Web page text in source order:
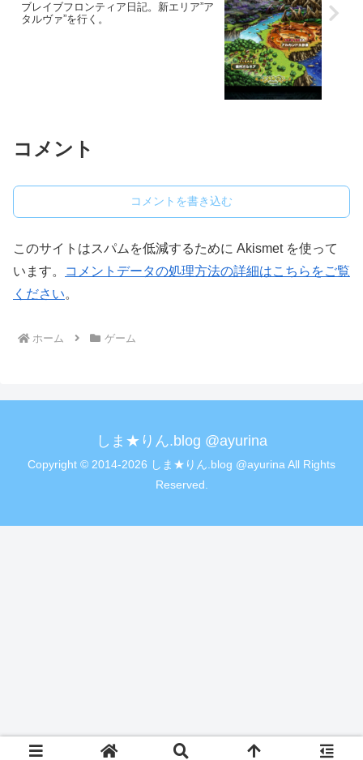
ブレイブフロンティア日記。新エリア”ア
タルヴァ”を行く。
コメント
コメントを書き込む
このサイトはスパムを低減するために Akismet を使って
います。
コメントデータの処理方法の詳細はこちらをご覧
ください。
ホーム ゲーム
しま★りん.blog @ayurina
Copyright © 2014-2026 しま★りん.blog @ayurina All Rights
Reserved.